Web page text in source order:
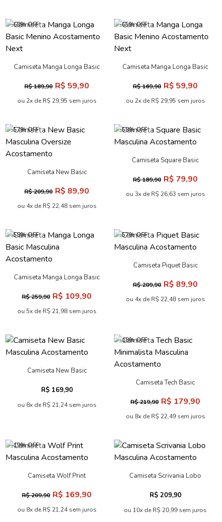
-68% OFF
Camiseta Manga Longa Basic
R$ 189,90 R$ 59,90
ou 2x de R$ 29,95 sem juros
-65% OFF
Camiseta Manga Longa Basic
R$ 169,90 R$ 59,90
ou 2x de R$ 29,95 sem juros
-57% OFF
Camiseta New Basic
Acostamento
R$ 209,90 R$ 89,90
ou 4x de R$ 22,48 sem juros
-58% OFF
Camiseta Square Basic
R$ 189,90 R$ 79,90
ou 3x de R$ 26,63 sem juros
-58% OFF
Camiseta Manga Longa Basic
R$ 259,90 R$ 109,90
ou 5x de R$ 21,98 sem juros
-57% OFF
Camiseta Piquet Basic
R$ 209,90 R$ 89,90
ou 4x de R$ 22,48 sem juros
Camiseta New Basic
R$ 169,90
ou 8x de R$ 21,24 sem juros
-18% OFF
Camiseta Tech Basic
Acostamento
R$ 219,90 R$ 179,90
ou 8x de R$ 22,49 sem juros
-19% OFF
Camiseta Wolf Print
R$ 209,90 R$ 169,90
ou 8x de R$ 21,24 sem juros
Camiseta Scrivania Lobo
R$ 209,90
ou 10x de R$ 20,99 sem juros